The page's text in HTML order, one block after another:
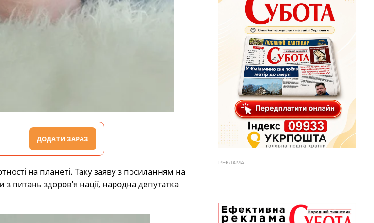
ДОДАТИ ЗАРАЗ
на планеті. Таку заяву з посиланням на
питань здоров’я нації, народна депутатка
РЕКЛАМА